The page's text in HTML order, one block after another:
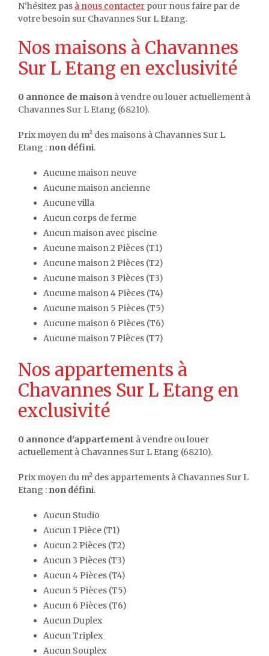
N'hésitez pas à nous contacter pour nous faire par de
votre besoin sur Chavannes Sur L Etang.
Nos maisons à Chavannes
Sur L Etang en exclusivité
0 annonce de maison à vendre ou louer actuellement à
Chavannes Sur L Etang (68210).
Prix moyen du m² des maisons à Chavannes Sur L
Etang : non défini.
Aucune maison neuve
Aucune maison ancienne
Aucune villa
Aucun corps de ferme
Aucun maison avec piscine
Aucune maison 2 Pièces (T1)
Aucune maison 2 Pièces (T2)
Aucune maison 3 Pièces (T3)
Aucune maison 4 Pièces (T4)
Aucune maison 5 Pièces (T5)
Aucune maison 6 Pièces (T6)
Aucune maison 7 Pièces (T7)
Nos appartements à
Chavannes Sur L Etang en
exclusivité
0 annonce d'appartement à vendre ou louer
actuellement à Chavannes Sur L Etang (68210).
Prix moyen du m² des appartements à Chavannes Sur L
Etang : non défini.
Aucun Studio
Aucun 1 Pièce (T1)
Aucun 2 Pièces (T2)
Aucun 3 Pièces (T3)
Aucun 4 Pièces (T4)
Aucun 5 Pièces (T5)
Aucun 6 Pièces (T6)
Aucun Duplex
Aucun Triplex
Aucun Souplex